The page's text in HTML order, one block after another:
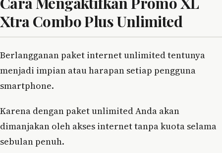
Xtra Combo Plus Unlimited
Berlangganan paket internet unlimited tentunya
menjadi impian atau harapan setiap pengguna
smartphone.
Karena dengan paket unlimited Anda akan
dimanjakan oleh akses internet tanpa kuota selama
sebulan penuh.